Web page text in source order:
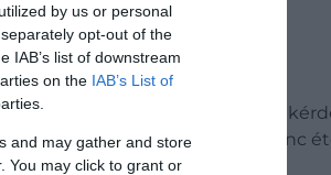
by us or personal
opt-out of the
IAB’s list of downstream
on the IAB’s List of
and may gather and store
You may click to grant or
Lopeznek. A 11 perces
divatpillanatairól és kedvenc